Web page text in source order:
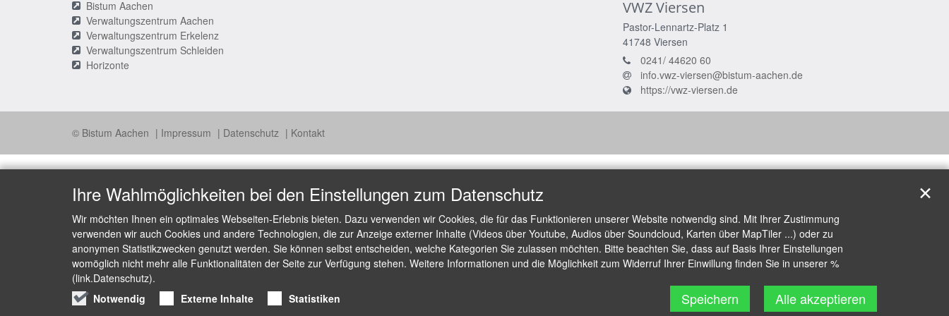
Bistum Aachen
Verwaltungszentrum Aachen
Verwaltungszentrum Erkelenz
Verwaltungszentrum Schleiden
Horizonte
VWZ Viersen
Pastor-Lennartz-Platz 1
41748 Viersen
0241/ 44620 60
info.vwz-viersen@bistum-aachen.de
https://vwz-viersen.de
© Bistum Aachen Impressum Datenschutz Kontakt
Ihre Wahlmöglichkeiten bei den Einstellungen zum Datenschutz
Wir möchten Ihnen ein optimales Webseiten-Erlebnis bieten. Dazu verwenden wir Cookies, die für das Funktionieren unserer Website notwendig sind. Mit Ihrer Zustimmung
verwenden wir auch Cookies und andere Technologien, die zur Anzeige externer Inhalte (Videos über Youtube, Audios über Soundcloud, Karten über MapTiler ...) oder zu
anonymen Statistikzwecken genutzt werden. Sie können selbst entscheiden, welche Kategorien Sie zulassen möchten. Bitte beachten Sie, dass auf Basis Ihrer Einstellungen
womöglich nicht mehr alle Funktionalitäten der Seite zur Verfügung stehen. Weitere Informationen und die Möglichkeit zum Widerruf Ihrer Einwillung finden Sie in unserer %
(link.Datenschutz).
Notwendig
Externe Inhalte Statistiken Speichern Alle akzeptieren
✕